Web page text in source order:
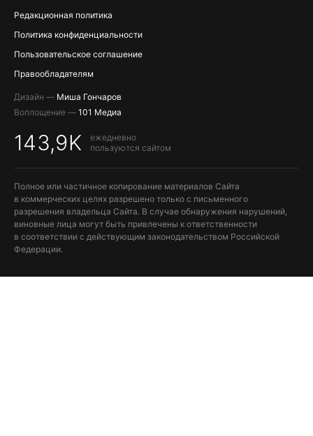
Редакционная политика
Политика конфиденциальности
Пользовательское соглашение
Правообладателям
Дизайн — Миша Гончаров
Воплощение — 101 Медиа
143,9K
ежедневно
пользуются сайтом
Полное или частичное копирование материалов Сайта
в коммерческих целях разрешено только с письменного
разрешения владельца Сайта. В случае обнаружения нарушений,
виновные лица могут быть привлечены к ответственности
в соответствии с действующим законодательством Российской
Федерации.